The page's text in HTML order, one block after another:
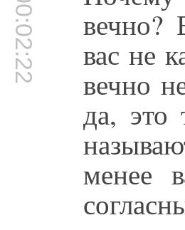
00:02:22 вечно?
вас не
вечно
да, это
менее